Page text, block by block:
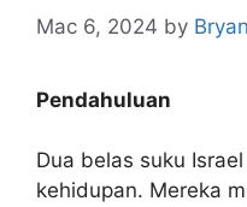
Mac 6, 2024 by
Pendahuluan
Dua belas suku
kehidupan. Mereka